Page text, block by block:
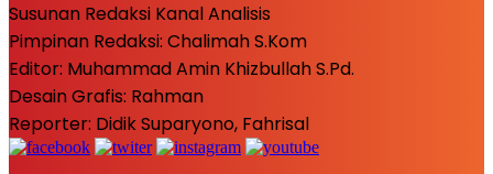
Susunan Redaksi Kanal Analisis
Pimpinan Redaksi: Chalimah S.Kom
Editor: Muhammad Amin Khizbullah S.Pd.
Desain Grafis: Rahman
Reporter: Didik Suparyono, Fahrisal